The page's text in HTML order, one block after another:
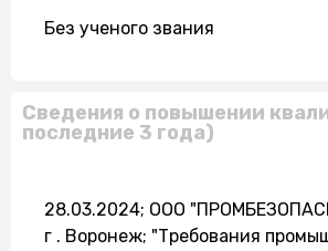
Без ученого звания
Сведения о повышении
последние 3 года)
28.03.2024; ООО
г . Воронеж; "Требования